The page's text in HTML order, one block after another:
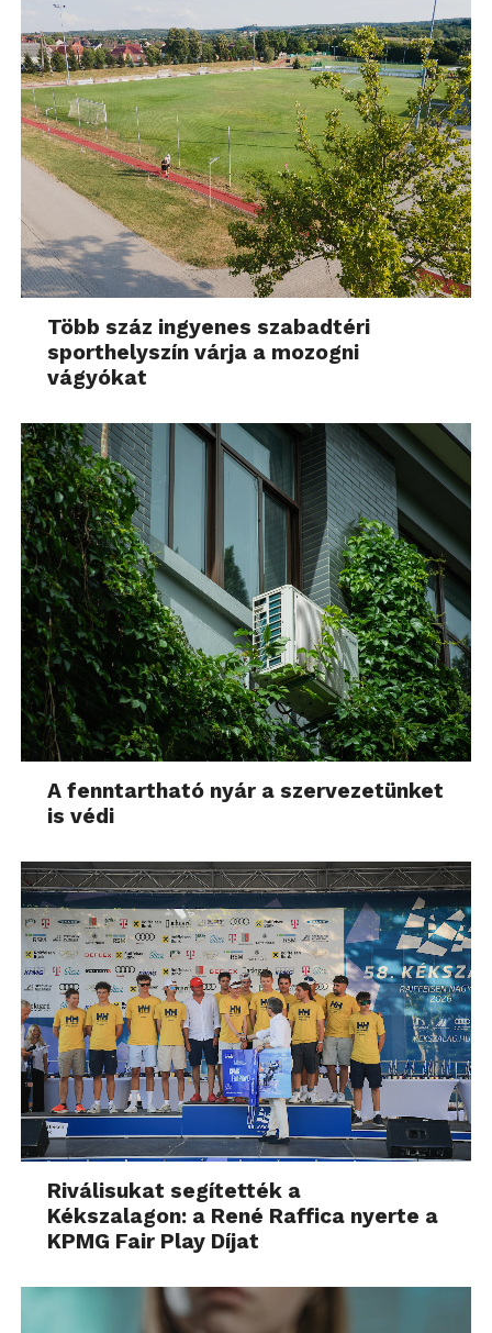
Több száz ingyenes szabadtéri
sporthelyszín várja a mozogni
vágyókat
A fenntartható nyár a szervezetünket
is védi
Riválisukat segítették a
Kékszalagon: a René Raffica nyerte a
KPMG Fair Play Díjat